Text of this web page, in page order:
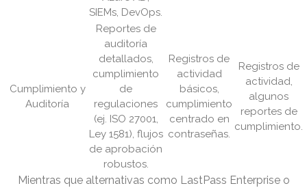
SIEMs, DevOps.
Cumplimiento y
Auditoría
Reportes de
auditoría
detallados,
cumplimiento
de
regulaciones
(ej. ISO 27001,
Ley 1581), flujos
de aprobación
robustos.
Registros de
actividad
básicos,
cumplimiento
centrado en
contraseñas.
Registros de
actividad,
algunos
reportes de
cumplimiento.
Mientras que alternativas como LastPass Enterprise o